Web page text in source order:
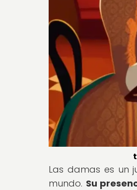
Las damas es un
mundo. Su